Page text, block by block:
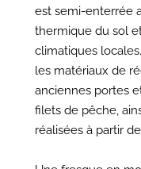
est semi-enterrée
thermique du sol
climatiques
les matériaux de
anciennes portes
filets de pêche,
réalisées à partir